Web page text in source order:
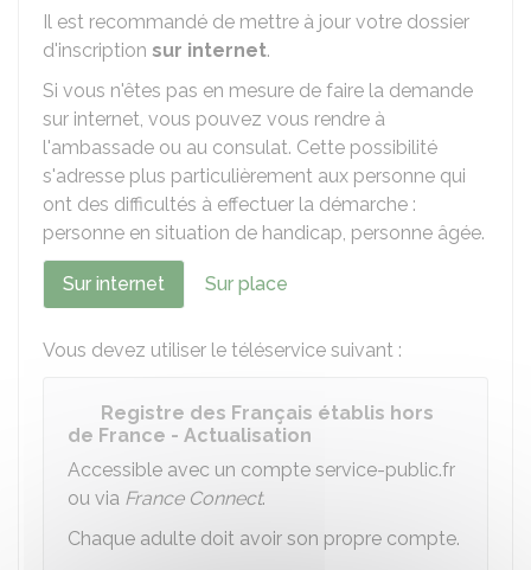
Il est recommandé de mettre à jour votre dossier
d'inscription sur internet.
Si vous n'êtes pas en mesure de faire la demande
sur internet, vous pouvez vous rendre à
l'ambassade ou au consulat. Cette possibilité
s'adresse plus particulièrement aux personne qui
ont des difficultés à effectuer la démarche :
personne en situation de handicap, personne âgée.
Sur internet Sur place
Vous devez utiliser le téléservice suivant :
Registre des Français établis hors
de France - Actualisation
Accessible avec un compte service-public.fr
ou via France Connect.
Chaque adulte doit avoir son propre compte.